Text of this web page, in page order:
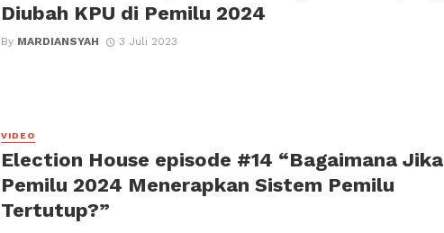
Diubah KPU di Pemilu 2024
By MARDIANSYAH 3 Juli 2023
VIDEO
Election House episode #14 “Bagaimana Jika
Pemilu 2024 Menerapkan Sistem Pemilu
Tertutup?”